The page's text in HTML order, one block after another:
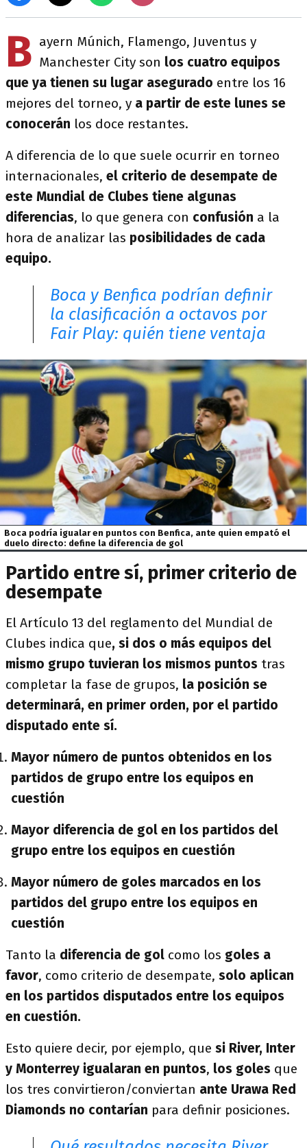
B ayern Múnich, Flamengo, Juventus y
Manchester City son los cuatro equipos
que ya tienen su lugar asegurado entre los 16
mejores del torneo, y a partir de este lunes se
conocerán los doce restantes.
A diferencia de lo que suele ocurrir en torneo
internacionales, el criterio de desempate de
este Mundial de Clubes tiene algunas
diferencias, lo que genera con confusión a la
hora de analizar las posibilidades de cada
equipo.
Boca y Benfica podrían definir
la clasificación a octavos por
Fair Play: quién tiene ventaja
Boca podría igualar en puntos con Benfica, ante quien empató el
duelo directo: define la diferencia de gol
Partido entre sí, primer criterio de
desempate
El Artículo 13 del reglamento del Mundial de
Clubes indica que, si dos o más equipos del
mismo grupo tuvieran los mismos puntos tras
completar la fase de grupos, la posición se
determinará, en primer orden, por el partido
disputado ente sí.
Mayor número de puntos obtenidos en los
partidos de grupo entre los equipos en
cuestión
Mayor diferencia de gol en los partidos del
grupo entre los equipos en cuestión
Mayor número de goles marcados en los
partidos del grupo entre los equipos en
cuestión
Tanto la diferencia de gol como los goles a
favor, como criterio de desempate, solo aplican
en los partidos disputados entre los equipos
en cuestión.
Esto quiere decir, por ejemplo, que si River, Inter
y Monterrey igualaran en puntos, los goles que
los tres convirtieron/conviertan ante Urawa Red
Diamonds no contarían para definir posiciones.